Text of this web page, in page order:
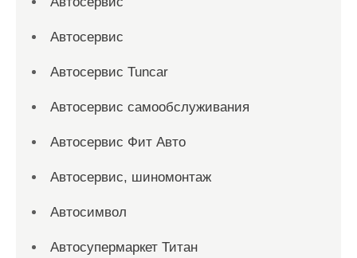
Автосервис
Автосервис Tuncar
Автосервис самообслуживания
Автосервис Фит Авто
Автосервис, шиномонтаж
Автосимвол
Автосупермаркет Титан